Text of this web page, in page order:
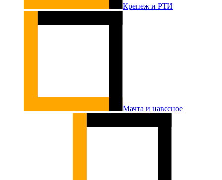
Крепеж и РТИ
Мачта и навесное